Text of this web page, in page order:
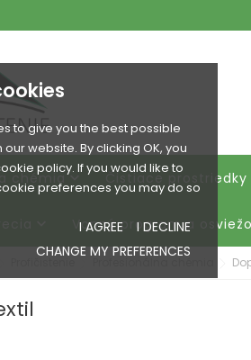
to give you the best possible
website. By clicking OK, you
policy. If you would like to
preferences you may do so
I AGREE
I DECLINE
CHANGE MY PREFERENCES
chémia Čistiace prostriedky
Vonný program a